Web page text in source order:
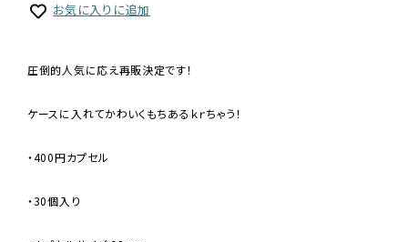
お気に入りに追加
圧倒的人気に応え再販決定です！
ケースに入れてかわいくもちあるｋｒちゃう！
・400円カプセル
・30個入り